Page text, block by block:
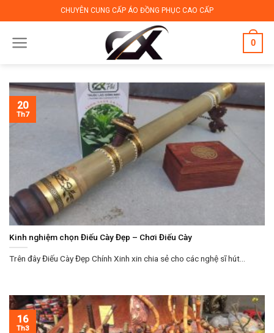
to
content
CHUYÊN CUNG CẤP ÁO ĐỒNG PHỤC CAO CẤP
0
Kinh nghiệm chọn Điếu Cày Đẹp – Chơi Điếu Cày
Trên đây Điếu Cày Đẹp Chính Xinh xin chia sẻ cho các nghệ sĩ hút...
20
Th7
16
Th3